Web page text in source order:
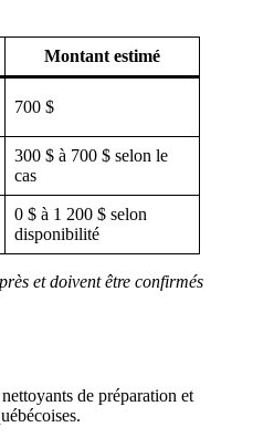
Montant estimé
700 $
300 $ à 700 $ selon le
cas
0 $ à 1 200 $ selon
disponibilité
et doivent être confirmés
de préparation et